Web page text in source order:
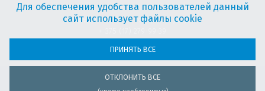
Предоставление товаров и услуг:
Для обеспечения удобства пользователей данный
сайт использует файлы cookie
ПРИНЯТЬ ВСЕ
ОТКЛОНИТЬ ВСЕ